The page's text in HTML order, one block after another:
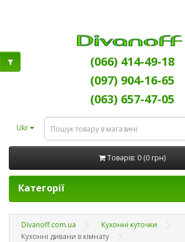
(066) 414-49-18
(097) 904-16-65
(063) 657-47-05
Ukr
Товарів: 0 (0 грн)
Категорії
Divanoff.com.ua
Кухонні куточки
Кухонні дивани в кімнату